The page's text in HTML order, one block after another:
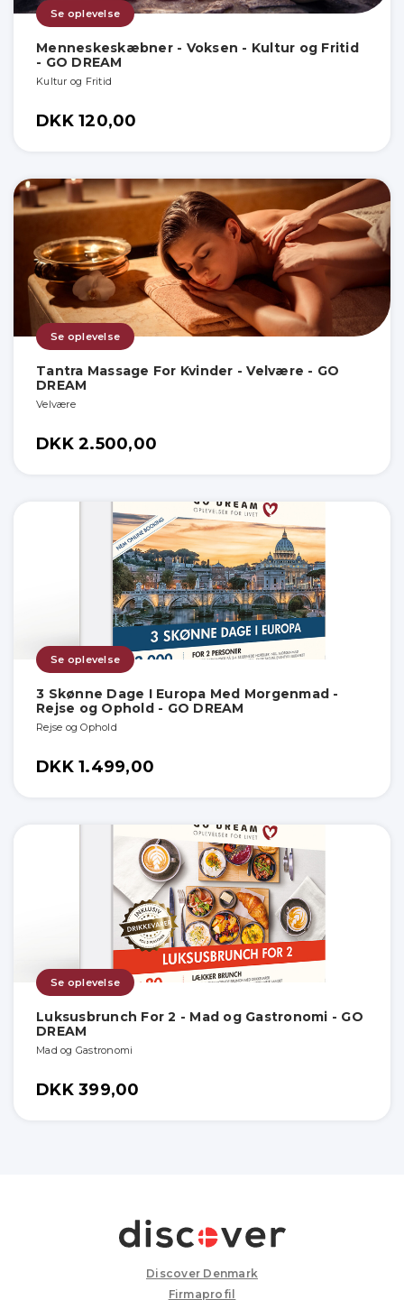
Se oplevelse
Menneskeskæbner - Voksen - Kultur og Fritid
- GO DREAM
Kultur og Fritid
DKK 120,00
Se oplevelse
Tantra Massage For Kvinder - Velvære - GO
DREAM
Velvære
DKK 2.500,00
Se oplevelse
3 Skønne Dage I Europa Med Morgenmad -
Rejse og Ophold - GO DREAM
Rejse og Ophold
DKK 1.499,00
Se oplevelse
Luksusbrunch For 2 - Mad og Gastronomi - GO
DREAM
Mad og Gastronomi
DKK 399,00
Discover Denmark
Firmaprofil